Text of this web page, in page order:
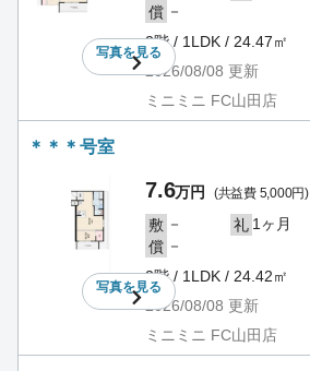
写真を見る
償 －
2階 / 1LDK / 24.47㎡
2026/08/08 更新
ミニミニ FC山田店
＊＊＊号室
写真を見る
7.6万円 (共益費 5,000円)
敷 － 礼 1ヶ月
償 －
2階 / 1LDK / 24.42㎡
2026/08/08 更新
ミニミニ FC山田店